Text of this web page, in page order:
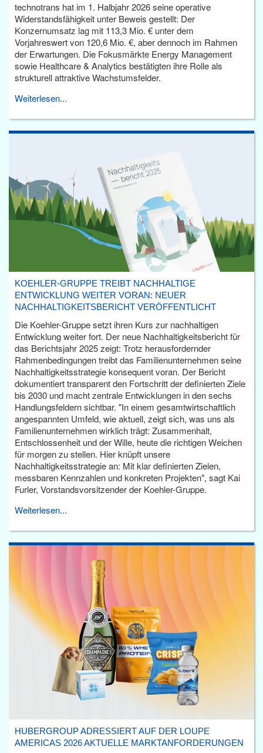
technotrans hat im 1. Halbjahr 2026 seine operative
Widerstandsfähigkeit unter Beweis gestellt: Der
Konzernumsatz lag mit 113,3 Mio. € unter dem
Vorjahreswert von 120,6 Mio. €, aber dennoch im Rahmen
der Erwartungen. Die Fokusmärkte Energy Management
sowie Healthcare & Analytics bestätigten ihre Rolle als
strukturell attraktive Wachstumsfelder.
Weiterlesen...
KOEHLER-GRUPPE TREIBT NACHHALTIGE
ENTWICKLUNG WEITER VORAN: NEUER
NACHHALTIGKEITSBERICHT VERÖFFENTLICHT
Die Koehler-Gruppe setzt ihren Kurs zur nachhaltigen
Entwicklung weiter fort. Der neue Nachhaltigkeitsbericht für
das Berichtsjahr 2025 zeigt: Trotz herausfordernder
Rahmenbedingungen treibt das Familienunternehmen seine
Nachhaltigkeitsstrategie konsequent voran. Der Bericht
dokumentiert transparent den Fortschritt der definierten Ziele
bis 2030 und macht zentrale Entwicklungen in den sechs
Handlungsfeldern sichtbar. "In einem gesamtwirtschaftlich
angespannten Umfeld, wie aktuell, zeigt sich, was uns als
Familienunternehmen wirklich trägt: Zusammenhalt,
Entschlossenheit und der Wille, heute die richtigen Weichen
für morgen zu stellen. Hier knüpft unsere
Nachhaltigkeitsstrategie an: Mit klar definierten Zielen,
messbaren Kennzahlen und konkreten Projekten", sagt Kai
Furler, Vorstandsvorsitzender der Koehler-Gruppe.
Weiterlesen...
HUBERGROUP ADRESSIERT AUF DER LOUPE
AMERICAS 2026 AKTUELLE MARKTANFORDERUNGEN